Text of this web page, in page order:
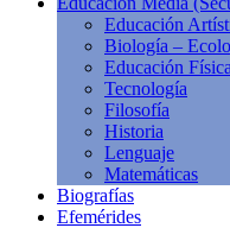
Educación
Biología –
Educación Física
Tecnología
Filosofía
Historia
Lenguaje
Matemáticas
Biografías
Efemérides